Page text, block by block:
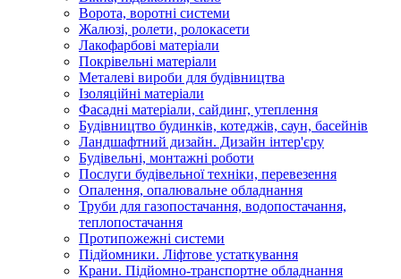
Ворота, воротні системи
Жалюзі, ролети, ролокасети
Лакофарбові матеріали
Покрівельні матеріали
Металеві вироби для будівництва
Ізоляційні матеріали
Фасадні матеріали, сайдинг, утеплення
Будівництво будинків, котеджів, саун, басейнів
Ландшафтний дизайн. Дизайн інтер'єру
Будівельні, монтажні роботи
Послуги будівельної техніки, перевезення
Опалення, опалювальне обладнання
Труби для газопостачання, водопостачання,
теплопостачання
Протипожежні системи
Підйомники. Ліфтове устаткування
Крани. Підйомно-транспортне обладнання